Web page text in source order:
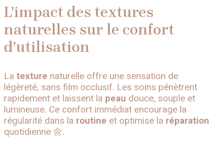
L’impact des textures
naturelles sur le confort
d’utilisation
La texture naturelle offre une sensation de
légèreté, sans film occlusif. Les soins pénètrent
rapidement et laissent la peau douce, souple et
lumineuse. Ce confort immédiat encourage la
régularité dans la routine et optimise la réparation
quotidienne 🌼.